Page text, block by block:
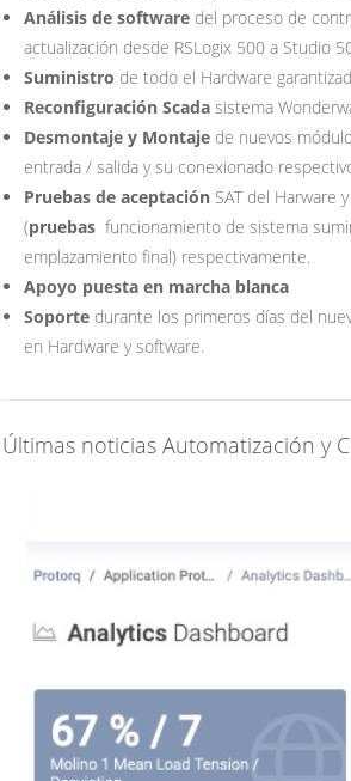
Análisis de software del proceso de
actualización desde RSLogix 500 a Studio
Suministro de todo el Hardware
Reconfiguración Scada sistema
Desmontaje y Montaje de nuevos
entrada / salida y su conexionado
Pruebas de aceptación SAT del Harware
(pruebas funcionamiento de sistema
emplazamiento final) respectivamente.
Apoyo puesta en marcha blanca
Soporte durante los primeros días del
en Hardware y software.
Últimas noticias Automatización y